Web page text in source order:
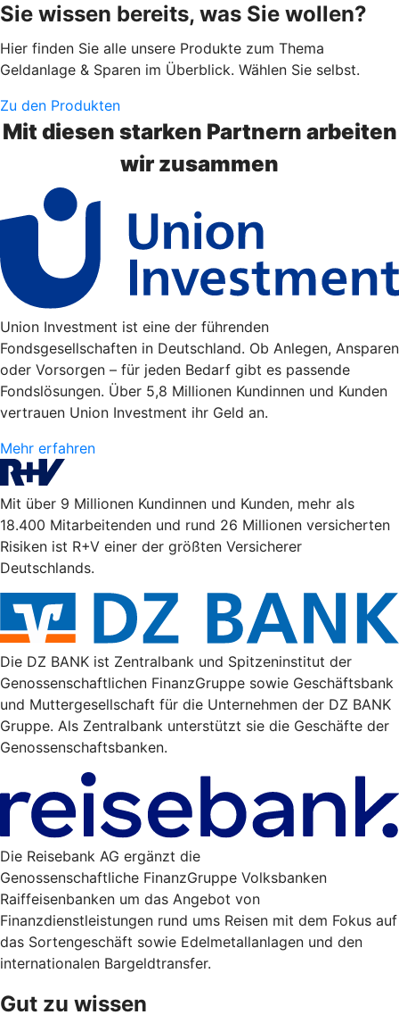
Sie wissen bereits, was Sie wollen?
Hier finden Sie alle unsere Produkte zum Thema
Geldanlage & Sparen im Überblick. Wählen Sie selbst.
Zu den Produkten
Mit diesen starken Partnern arbeiten
wir zusammen
Union Investment ist eine der führenden
Fondsgesellschaften in Deutschland. Ob Anlegen, Ansparen
oder Vorsorgen – für jeden Bedarf gibt es passende
Fondslösungen. Über 5,8 Millionen Kundinnen und Kunden
vertrauen Union Investment ihr Geld an.
Mehr erfahren
Mit über 9 Millionen Kundinnen und Kunden, mehr als
18.400 Mitarbeitenden und rund 26 Millionen versicherten
Risiken ist R+V einer der größten Versicherer
Deutschlands.
Die DZ BANK ist Zentralbank und Spitzeninstitut der
Genossenschaftlichen FinanzGruppe sowie Geschäftsbank
und Muttergesellschaft für die Unternehmen der DZ BANK
Gruppe. Als Zentralbank unterstützt sie die Geschäfte der
Genossenschaftsbanken.
Die Reisebank AG ergänzt die
Genossenschaftliche FinanzGruppe Volksbanken
Raiffeisenbanken um das Angebot von
Finanzdienstleistungen rund ums Reisen mit dem Fokus auf
das Sortengeschäft sowie Edelmetallanlagen und den
internationalen Bargeldtransfer.
Gut zu wissen